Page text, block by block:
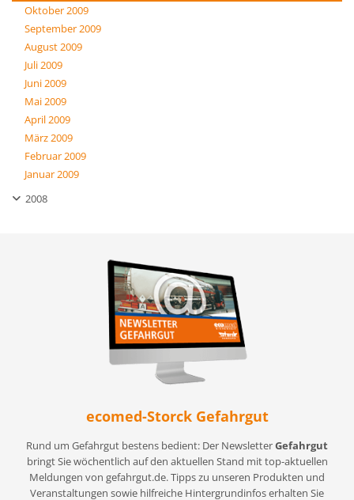
Oktober 2009
September 2009
August 2009
Juli 2009
Juni 2009
Mai 2009
April 2009
März 2009
Februar 2009
Januar 2009
2008
ecomed-Storck Gefahrgut
Rund um Gefahrgut bestens bedient: Der NewsletterGefahrgut
bringt Sie wöchentlich auf den aktuellen Stand mit top-aktuellen
Meldungen von gefahrgut.de. Tipps zu unseren Produkten und
Veranstaltungen sowie hilfreiche Hintergrundinfos erhalten Sie